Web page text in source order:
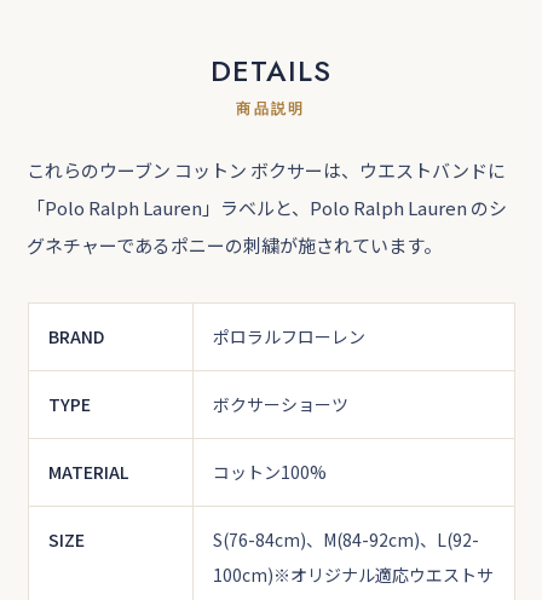
DETAILS
商品説明
これらのウーブン コットン ボクサーは、ウエストバンドに
「Polo Ralph Lauren」ラベルと、Polo Ralph Lauren のシ
グネチャーであるポニーの刺繍が施されています。
BRAND ポロラルフローレン
TYPE ボクサーショーツ
MATERIAL コットン100%
SIZE
S(76-84cm)、M(84-92cm)、L(92-
100cm)※オリジナル適応ウエストサ